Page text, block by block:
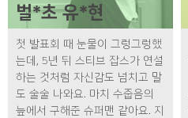
벌*초 유*현
첫 발표회 때 눈물이 그렁그렁했
는데, 5년 뒤 스티브 잡스가 연설
하는 것처럼 자신감도 넘치고 말
도 술술 나와요. 마치 수줍음의
늪에서 구해준 슈퍼맨 같아요. 지